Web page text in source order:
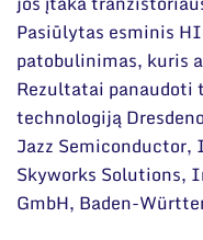
Pasiūlytas esminis
patobulinimas, kuris
Rezultatai
technologiją
Jazz
Skyworks Solutions,
GmbH, Baden-